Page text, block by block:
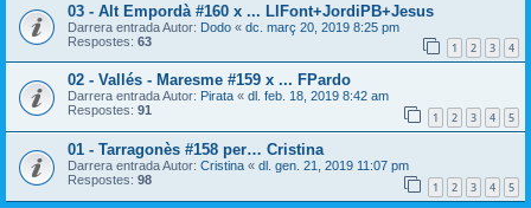
03 - Alt Empordà #160 x ... LlFont+JordiPB+Jesus
Darrera entrada Autor: Dodo « dc. març 20, 2019 8:25 pm
Respostes: 63 1 2 3 4
02 - Vallés - Maresme #159 x ... FPardo
Darrera entrada Autor: Pirata « dl. feb. 18, 2019 8:42 am
Respostes: 91 1 2 3 4 5
01 - Tarragonès #158 per… Cristina
Darrera entrada Autor: Cristina « dl. gen. 21, 2019 11:07 pm
Respostes: 98 1 2 3 4 5